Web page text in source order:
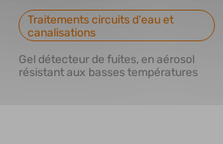
Traitements circuits d'eau et
canalisations
Gel détecteur de fuites, en aérosol
résistant aux basses températures